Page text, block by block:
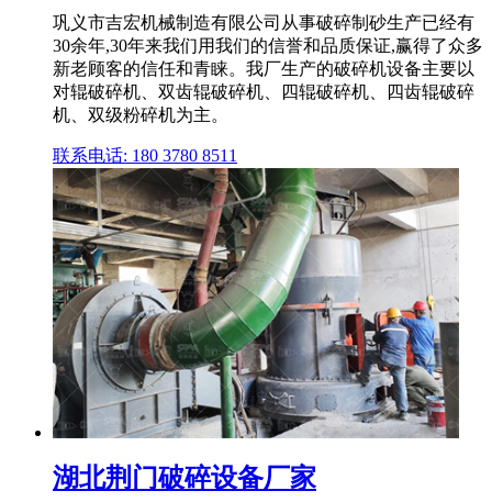
巩义市吉宏机械制造有限公司从事破碎制砂生产已经有
30余年,30年来我们用我们的信誉和品质保证,赢得了众多
新老顾客的信任和青睐。我厂生产的破碎机设备主要以
对辊破碎机、双齿辊破碎机、四辊破碎机、四齿辊破碎
机、双级粉碎机为主。
联系电话: 180 3780 8511
湖北荆门破碎设备厂家